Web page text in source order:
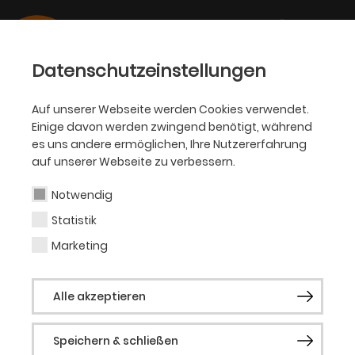
Datenschutzeinstellungen
Auf unserer Webseite werden Cookies verwendet.
Einige davon werden zwingend benötigt, während
es uns andere ermöglichen, Ihre Nutzererfahrung
auf unserer Webseite zu verbessern.
Notwendig
Statistik
Marketing
Alle akzeptieren
Speichern & schließen
OPER
Andrea Shin
Tenor (Gast)
Der südkoreanische Tenor Andrea Shin
studierte Gesang in Seoul, Novara, am
Mozarteum in Salzburg, dem Prayner
Konservatorium in Wien und an der